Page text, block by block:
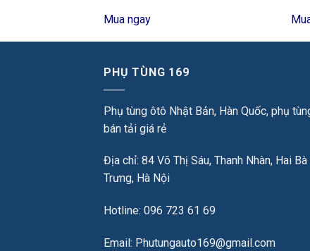
Mua ngay
PHỤ TÙNG 169
Phụ tùng ôtô Nhật Bản, Hàn Quốc, phụ
bán tải giá rẻ
Địa chỉ: 84 Võ Thị Sáu, Thanh Nhàn, Hai Bà
Trưng, Hà Nội
Hotline: 096 723 61 69
Email: Phutungauto169@gmail.com